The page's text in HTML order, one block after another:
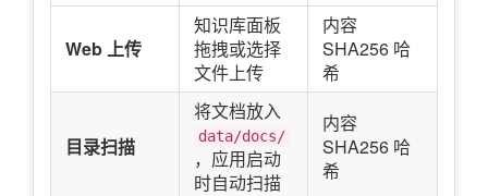
Web 上传
知识库面板
拖拽或选择
文件上传
内容
SHA256 哈
希
目录扫描
将文档放入
data/docs/
，应用启动
时自动扫描
内容
SHA256 哈
希